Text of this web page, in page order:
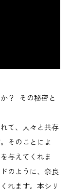
？ その秘密と
て、人々と共存
そのことによ
与えてくれま
のように、奈良
れます。本シリ